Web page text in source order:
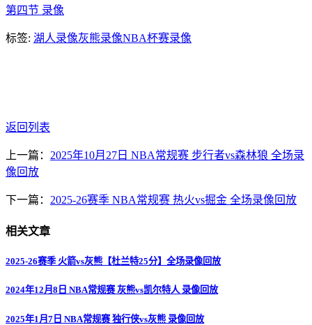
第四节 录像
标签: 湖人录像灰熊录像NBA杯赛录像
返回列表
上一篇： 2025年10月27日 NBA常规赛 步行者vs森林狼 全场录
像回放
下一篇： 2025-26赛季 NBA常规赛 热火vs掘金 全场录像回放
相关文章
2025-26赛季 火箭vs灰熊【杜兰特25分】全场录像回放
2024年12月8日 NBA常规赛 灰熊vs凯尔特人 录像回放
2025年1月7日 NBA常规赛 独行侠vs灰熊 录像回放